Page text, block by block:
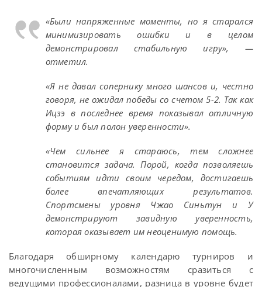
«Были напряженные моменты, но я старался
минимизировать ошибки и в целом
демонстрировал стабильную игру», —
отметил.
«Я не давал сопернику много шансов и, честно
говоря, не ожидал победы со счетом 5-2. Так как
Ицзэ в последнее время показывал отличную
форму и был полон уверенности».
«Чем сильнее я стараюсь, тем сложнее
становится задача. Порой, когда позволяешь
событиям идти своим чередом, достигаешь
более впечатляющих результатов.
Спортсмены уровня Чжао Синьтун и У
демонстрируют завидную уверенность,
которая оказывает им неоценимую помощь.
Благодаря обширному календарю турниров и
многочисленным возможностям сразиться с
ведущими профессионалами, разница в уровне будет